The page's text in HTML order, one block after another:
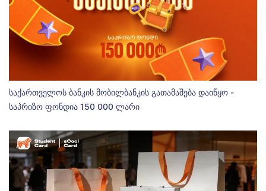
საქართველოს ბანკის მობილბანკის გათამაშება დაიწყო -
საპრიზო ფონდია 150 000 ლარი